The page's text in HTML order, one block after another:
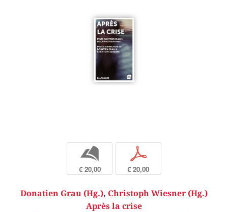
b
€ 20,00
p
€ 20,00
Donatien Grau (Hg.), Christoph Wiesner (Hg.)
Après la crise